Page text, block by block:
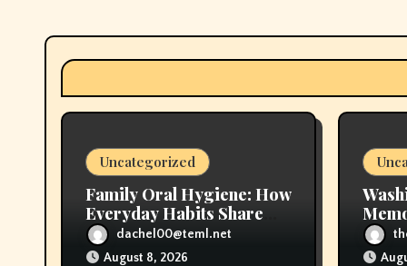
Uncategorized
Family Oral Hygiene: How
Everyday Habits Share
Cavity-Causing Bacteria
dachel00@teml.net
August 8, 2026